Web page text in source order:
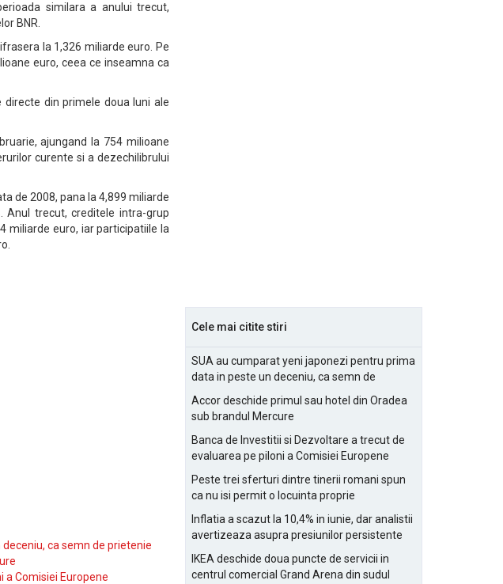
similara a anului trecut,
BNR.
la 1,326 miliarde euro. Pe
euro, ceea ce inseamna ca
directe din primele doua luni ale
ajungand la 754 milioane
curente si a dezechilibrului
de 2008, pana la 4,899 miliarde
Anul trecut, creditele intra-grup
miliarde euro, iar participatiile la
ca semn de prietenie
a Comisiei Europene
Cele mai citite stiri
SUA au cumparat yeni japonezi pentru prima
data in peste un deceniu, ca semn de
Accor deschide primul sau hotel din Oradea
sub brandul Mercure
Banca de Investitii si Dezvoltare a trecut de
evaluarea pe piloni a Comisiei Europene
Peste trei sferturi dintre tinerii romani spun
ca nu isi permit o locuinta proprie
Inflatia a scazut la 10,4% in iunie, dar analistii
avertizeaza asupra presiunilor persistente
IKEA deschide doua puncte de servicii in
centrul comercial Grand Arena din sudul